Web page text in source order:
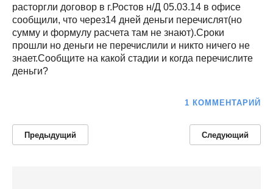
расторгли договор в г.Ростов н/Д 05.03.14 в офисе
сообщили, что через14 дней деньги перечислят(но
сумму и формулу расчета там не знают).Сроки
прошли но деньги не перечислили и никто ничего не
знает.Сообщите на какой стадии и когда перечислите
деньги?
1 КОММЕНТАРИЙ
Предыдущий Следующий